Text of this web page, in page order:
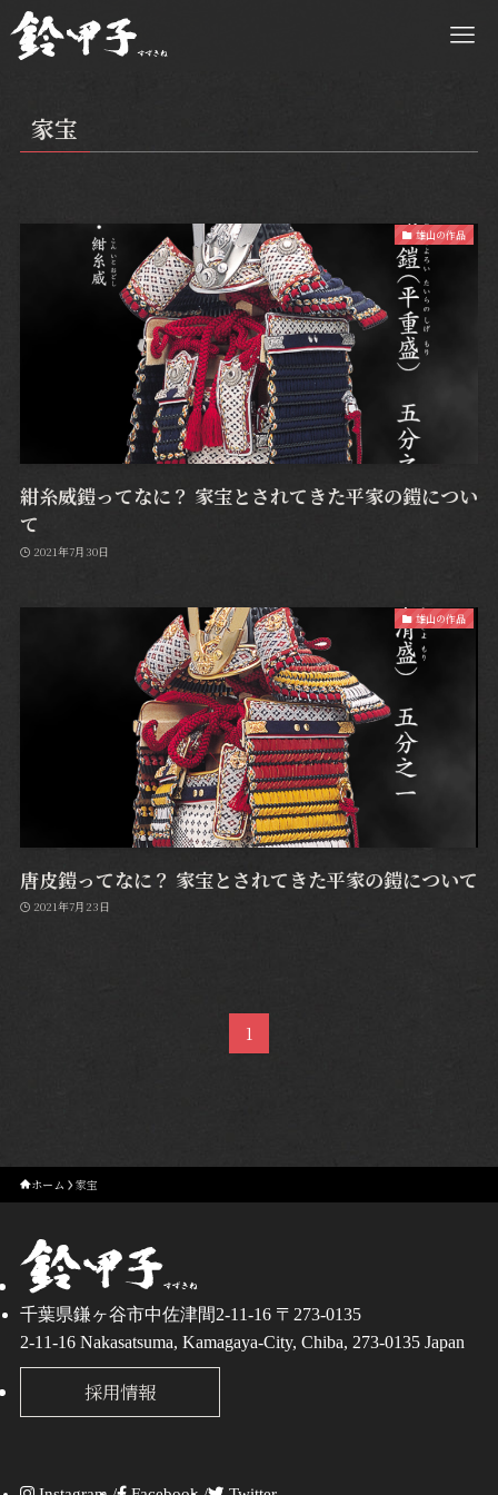
家宝
雄山の作品
紺糸威鎧ってなに？ 家宝とされてきた平家の鎧につい
て
2021年7月30日
雄山の作品
唐皮鎧ってなに？ 家宝とされてきた平家の鎧について
2021年7月23日
1
ホーム 家宝
千葉県鎌ヶ谷市中佐津間2-11-16 〒273-0135
2-11-16 Nakasatsuma, Kamagaya-City, Chiba, 273-0135 Japan
採用情報